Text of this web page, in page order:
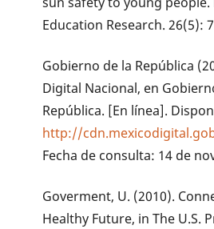
Education Research. 26(5):
Gobierno de la República
Digital Nacional, en
República. [En línea].
http://
Fecha de consulta: 14 de
Goverment, U. (2010).
Healthy Future, in The U.S.